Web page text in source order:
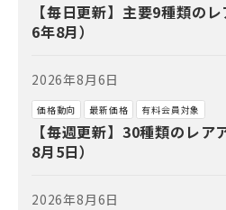
【毎日更新】主要9種類の
6年8月）
2026年8月6日
価格動向 最新価格 有料会員対象
【毎週更新】30種類のレア
8月5日）
2026年8月6日